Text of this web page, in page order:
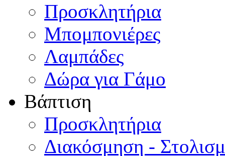
Προσκλητήρια
Μπομπονιέρες
Λαμπάδες
Δώρα για Γάμο
Βάπτιση
Προσκλητήρια
Διακόσμηση -